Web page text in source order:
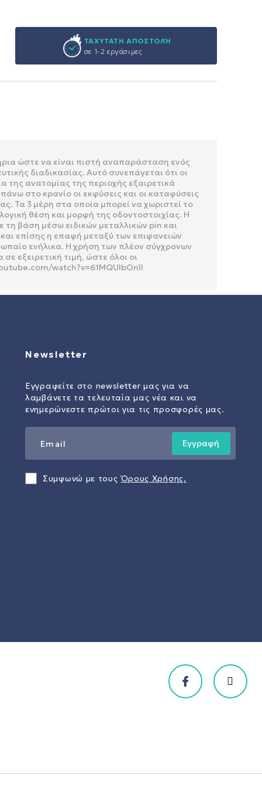
ΤΑΧΥΤΑΤΗ ΑΠΟΣΤΟΛΉ
σε 1-2 εργάσιμες
ώστε να είναι πιστή αναπαράσταση ενός
διαδικασίας. Αυτό συνεπάγεται ότι οι
της ανατομίας της περιοχής εξαιρετικά
στο κρανίο οι εκφύσεις και οι καταφύσεις
Τα 3 μέρη στα οποία μπορεί να χωριστεί το
θέση και μορφή της οδοντοστοιχίας. Η
τη βάση μέσω ειδικών μεταλλικών pin και
επίσης η επαφή μεταξύ των επιφανειών
ενήλικα. Η χρήση των πλέον σύγχρονων
εξειρετική τιμή, ώστε όλοι οι
watch?v=61MQUlbOnII
Newsletter
Εγγραφείτε στο newsletter μας για να
λαμβάνετε τα τελευταία μας νέα και να
ενημερώνεστε πρώτοι για τις προσφορές μας.
Εγγραφή
Συμφωνώ με τους Όρους Χρήσης.